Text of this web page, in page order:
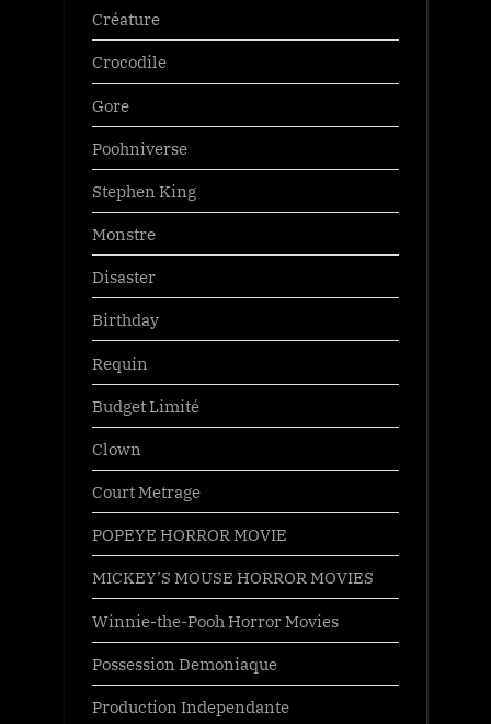
Créature
Crocodile
Gore
Poohniverse
Stephen King
Monstre
Disaster
Birthday
Requin
Budget Limité
Clown
Court Metrage
POPEYE HORROR MOVIE
MICKEY’S MOUSE HORROR MOVIES
Winnie-the-Pooh Horror Movies
Possession Demoniaque
Production Independante